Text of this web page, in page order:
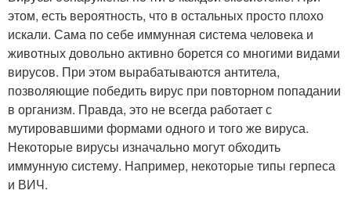
этом, есть вероятность, что в остальных просто плохо
искали. Сама по себе иммунная система человека и
животных довольно активно борется со многими видами
вирусов. При этом вырабатываются антитела,
позволяющие победить вирус при повторном попадании
в организм. Правда, это не всегда работает с
мутировавшими формами одного и того же вируса.
Некоторые вирусы изначально могут обходить
иммунную систему. Например, некоторые типы герпеса
и ВИЧ.